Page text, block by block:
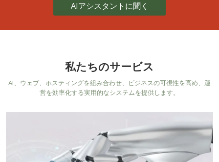
AIアシスタントに聞く
私たちのサービス
AI、ウェブ、ホスティングを組み合わせ、ビジネスの可視性を高め、運
営を効率化する実用的なシステムを提供します。